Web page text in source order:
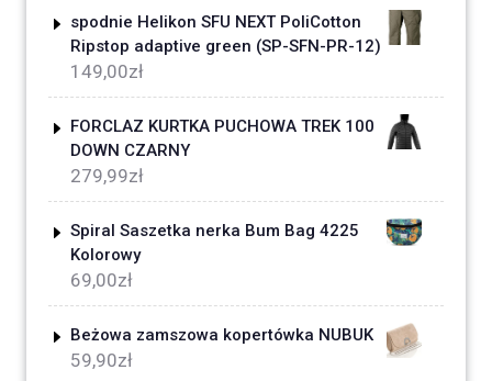
spodnie Helikon SFU NEXT PoliCotton
Ripstop adaptive green (SP-SFN-PR-12)
149,00zł
FORCLAZ KURTKA PUCHOWA TREK 100
DOWN CZARNY
279,99zł
Spiral Saszetka nerka Bum Bag 4225
Kolorowy
69,00zł
Beżowa zamszowa kopertówka NUBUK
59,90zł